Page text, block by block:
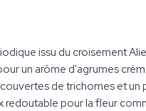
issu du croisement
un arôme d'agrumes
de trichomes et un
redoutable pour la fleur